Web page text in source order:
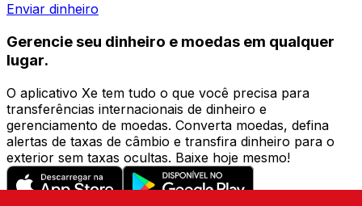
Enviar dinheiro
Gerencie seu dinheiro e moedas em qualquer
lugar.
O aplicativo Xe tem tudo o que você precisa para
transferências internacionais de dinheiro e
gerenciamento de moedas. Converta moedas, defina
alertas de taxas de câmbio e transfira dinheiro para o
exterior sem taxas ocultas. Baixe hoje mesmo!